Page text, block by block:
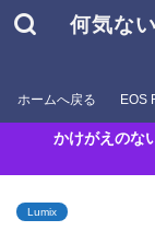
何気な
ホームへ戻る EOS
かけがえのな
Lumix